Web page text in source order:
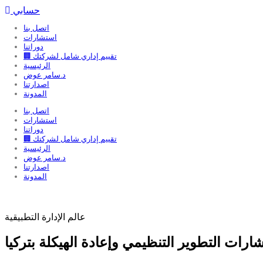
حسابي
اتصل بنا
استشارات
دوراتنا
🏢 تقييم إداري شامل لشركتك
الرئيسية
د.سامر عوض
اصدارتنا
المدونة
اتصل بنا
استشارات
دوراتنا
🏢 تقييم إداري شامل لشركتك
الرئيسية
د.سامر عوض
اصدارتنا
المدونة
عالم الإدارة التطبيقية
التطوير التنظيمي وإعادة الهيكلة بتركيا